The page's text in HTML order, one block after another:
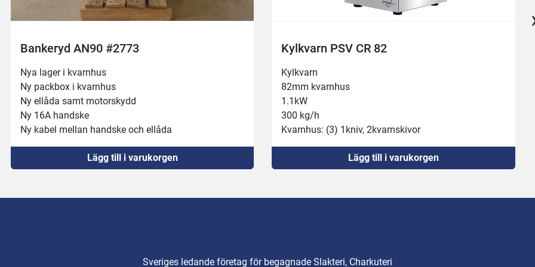
Kylkvarn PSV CR 82
Kylkvarn
82mm kvarnhus
1.1kW
300 kg/h
Kvarnhus: (3) 1kniv, 2kvarnskivor
Lägg till i varukorgen
Köttkvarn PSV DRC 82
Enkel att diska och underhålla.
Kapacitet: 350 kg/h
Effekt: 1.1 kW(3fas)
Lägg till i varukorgen
Sveriges ledande företag för begagnade Slakteri, Charkuteri